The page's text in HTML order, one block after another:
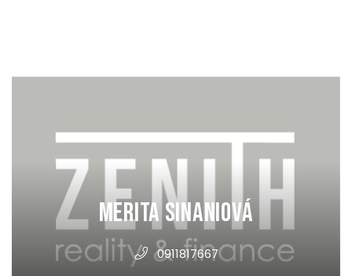
Merita Sinaniová
0911817667